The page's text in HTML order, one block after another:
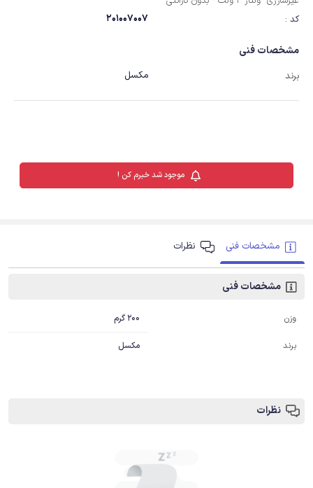
کد :
201007007
مشخصات فنی
برند مکسل
موجود شد خبرم کن !
مشخصات فنی نظرات
مشخصات فنی
وزن 200 گرم
برند مکسل
نظرات